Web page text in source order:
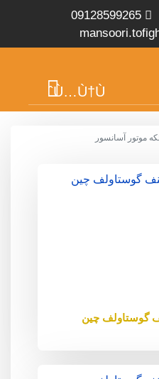
09128599265
موتور آسانسور